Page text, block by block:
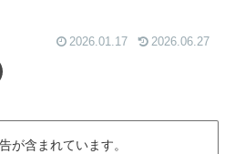
2026.01.17 2026.06.27
が含まれています。